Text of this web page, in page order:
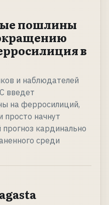
пошлины
в
и наблюдателей
введет
на ферросилиций,
просто начнут
кардинально
среди